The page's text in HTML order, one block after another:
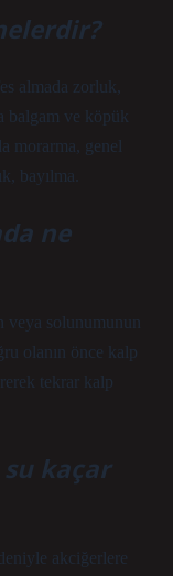
almada zorluk,
balgam ve köpük
morarma, genel
bayılma.
ne
veya solunumunun
olanın önce kalp
tekrar kalp
kaçar
akciğerlere